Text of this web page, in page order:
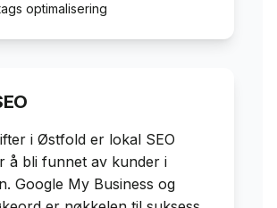
optimalisering
i Østfold er lokal SEO
å bli funnet av kunder i
Google My Business og